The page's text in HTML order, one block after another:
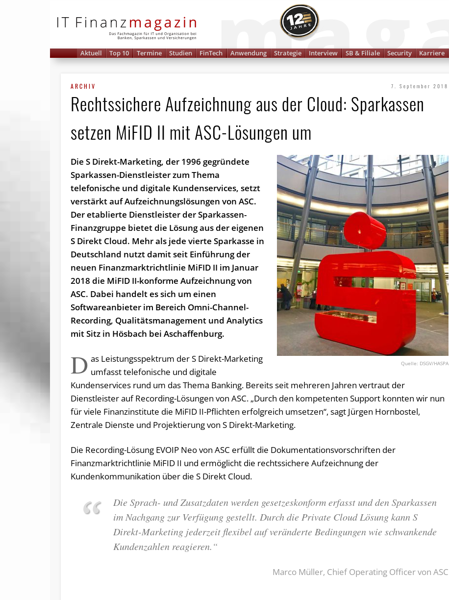
Aktuell Top 10 Termine Studien FinTech Anwendung Strategie Interview SB & Filiale Security Karriere
ARCHIV 7. September 2018
Rechtssichere Aufzeichnung aus der Cloud: Sparkassen
setzen MiFID II mit ASC-Lösungen um
DSGV/HASPA
Die S Direkt-Marketing, der 1996 gegründete
Sparkassen-Dienstleister zum Thema
telefonische und digitale Kundenservices, setzt
verstärkt auf Aufzeichnungslösungen von ASC.
Der etablierte Dienstleister der Sparkassen-
Finanzgruppe bietet die Lösung aus der eigenen
S Direkt Cloud. Mehr als jede vierte Sparkasse in
Deutschland nutzt damit seit Einführung der
neuen Finanzmarktrichtlinie MiFID II im Januar
2018 die MiFID II-konforme Aufzeichnung von
ASC. Dabei handelt es sich um einen
Softwareanbieter im Bereich Omni-Channel-
Recording, Qualitätsmanagement und Analytics
mit Sitz in Hösbach bei Aschaffenburg.
D as Leistungsspektrum der S Direkt-Marketing
umfasst telefonische und digitale
Kundenservices rund um das Thema Banking. Bereits seit mehreren Jahren vertraut der
Dienstleister auf Recording-Lösungen von ASC. „Durch den kompetenten Support konnten wir nun
für viele Finanzinstitute die MiFID II-Pflichten erfolgreich umsetzen“, sagt Jürgen Hornbostel,
Zentrale Dienste und Projektierung von S Direkt-Marketing.
Die Recording-Lösung EVOIP Neo von ASC erfüllt die Dokumentationsvorschriften der
Finanzmarktrichtlinie MiFID II und ermöglicht die rechtssichere Aufzeichnung der
Kundenkommunikation über die S Direkt Cloud.
Die Sprach- und Zusatzdaten werden gesetzeskonform erfasst und den Sparkassen
im Nachgang zur Verfügung gestellt. Durch die Private Cloud Lösung kann S
Direkt-Marketing jederzeit flexibel auf veränderte Bedingungen wie schwankende
Kundenzahlen reagieren.“
Marco Müller, Chief Operating Officer von ASC